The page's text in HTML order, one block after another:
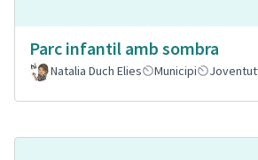
Parc infantil amb sombra
Natalia Duch Elies
Municipi Joventut